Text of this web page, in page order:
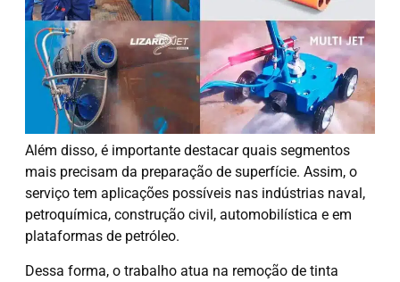
Além disso, é importante destacar quais segmentos
mais precisam da preparação de superfície. Assim, o
serviço tem aplicações possíveis nas indústrias naval,
petroquímica, construção civil, automobilística e em
plataformas de petróleo.
Dessa forma, o trabalho atua na remoção de tinta